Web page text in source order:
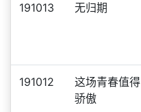
191013 无归期
191012
这场青春值得
骄傲